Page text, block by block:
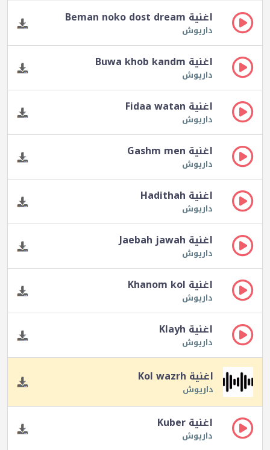
اغنية Beman noko dost dream
داريوش
اغنية Buwa khob kandm
داريوش
اغنية Fidaa watan
داريوش
اغنية Gashm men
داريوش
اغنية Hadithah
داريوش
اغنية Jaebah jawah
داريوش
اغنية Khanom kol
داريوش
اغنية Klayh
داريوش
اغنية Kol wazrh
داريوش
اغنية Kuber
داريوش